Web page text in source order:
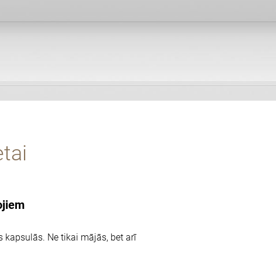
Ne tikai mājās, bet arī